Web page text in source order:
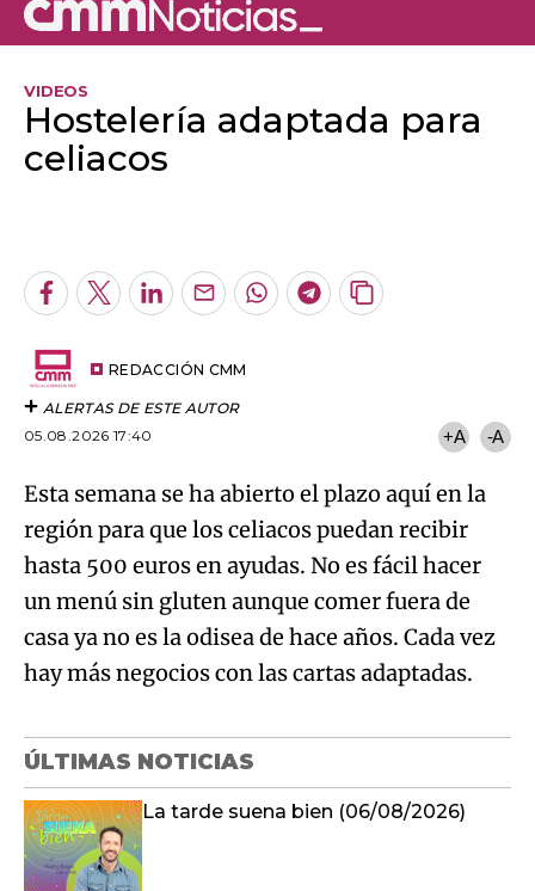
VIDEOS
Hostelería adaptada para
celiacos
Facebook
TwitterLinkedInEnviarWhatsapp
Telegram
Copiar
REDACCIÓN CMM
ALERTAS DE ESTE AUTOR
05.08.2026 17:40
+A -A
Esta semana se ha abierto el plazo aquí en la
región para que los celiacos puedan recibir
hasta 500 euros en ayudas. No es fácil hacer
un menú sin gluten aunque comer fuera de
casa ya no es la odisea de hace años. Cada vez
hay más negocios con las cartas adaptadas.
ÚLTIMAS NOTICIAS
La tarde suena bien (06/08/2026)